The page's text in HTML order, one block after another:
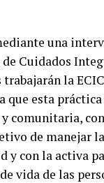
una
Cuidados
la
que esta
comunitaria,
de manejar
y con la activa
vida de las